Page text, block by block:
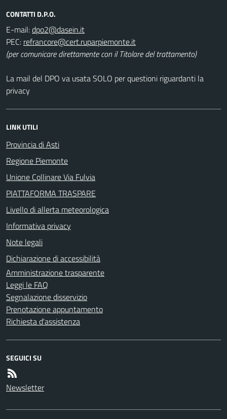
CONTATTI D.P.O.
E-mail:
PEC:
(per comunicare direttamente con il Titolare del trattamento)
La mail del DPO va usata SOLO per questioni riguardanti la
privacy
LINK UTILI
Provincia di Asti
Regione Piemonte
Unione Collinare Via Fulvia
PIATTAFORMA TRASPARE
Livello di allerta meteorologica
Informativa privacy
Note legali
Dichiarazione di accessibilità
Amministrazione trasparente
Leggi le FAQ
Segnalazione disservizio
Prenotazione appuntamento
Richiesta d'assistenza
SEGUICI SU
Newsletter